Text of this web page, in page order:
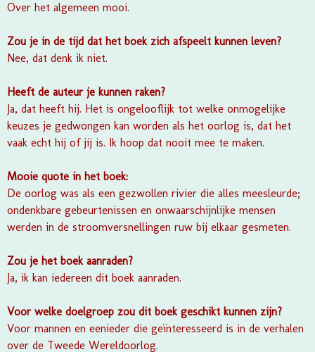
Over het algemeen mooi.
Zou je in de tijd dat het boek zich afspeelt kunnen leven?
Nee, dat denk ik niet.
Heeft de auteur je kunnen raken?
Ja, dat heeft hij. Het is ongelooflijk tot welke onmogelijke
keuzes je gedwongen kan worden als het oorlog is, dat het
vaak echt hij of jij is. Ik hoop dat nooit mee te maken.
Mooie quote in het boek:
De oorlog was als een gezwollen rivier die alles meesleurde;
ondenkbare gebeurtenissen en onwaarschijnlijke mensen
werden in de stroomversnellingen ruw bij elkaar gesmeten.
Zou je het boek aanraden?
Ja, ik kan iedereen dit boek aanraden.
Voor welke doelgroep zou dit boek geschikt kunnen zijn?
Voor mannen en eenieder die geïnteresseerd is in de verhalen
over de Tweede Wereldoorlog.